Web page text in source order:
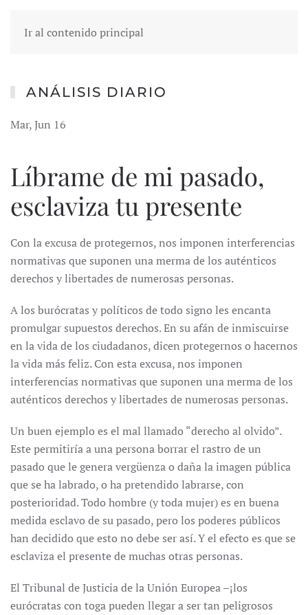
Ir al contenido principal
ANÁLISIS DIARIO
Mar, Jun 16
Líbrame de mi pasado,
esclaviza tu presente
Con la excusa de protegernos, nos imponen interferencias
normativas que suponen una merma de los auténticos
derechos y libertades de numerosas personas.
A los burócratas y políticos de todo signo les encanta
promulgar supuestos derechos. En su afán de inmiscuirse
en la vida de los ciudadanos, dicen protegernos o hacernos
la vida más feliz. Con esta excusa, nos imponen
interferencias normativas que suponen una merma de los
auténticos derechos y libertades de numerosas personas.
Un buen ejemplo es el mal llamado “derecho al olvido”.
Este permitiría a una persona borrar el rastro de un
pasado que le genera vergüenza o daña la imagen pública
que se ha labrado, o ha pretendido labrarse, con
posterioridad. Todo hombre (y toda mujer) es en buena
medida esclavo de su pasado, pero los poderes públicos
han decidido que esto no debe ser así. Y el efecto es que se
esclaviza el presente de muchas otras personas.
El Tribunal de Justicia de la Unión Europea –¡los
eurócratas con toga pueden llegar a ser tan peligrosos